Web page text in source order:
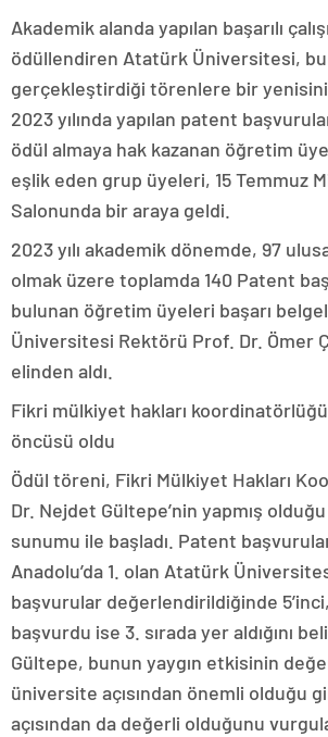
Akademik alanda yapılan başarılı
ödüllendiren Atatürk Üniversitesi,
gerçekleştirdiği törenlere bir yenisini
2023 yılında yapılan patent
ödül almaya hak kazanan öğretim
eşlik eden grup üyeleri, 15 Temmuz
Salonunda bir araya geldi.
2023 yılı akademik dönemde, 97
olmak üzere toplamda 140 Patent
bulunan öğretim üyeleri başarı
Üniversitesi Rektörü Prof. Dr. Ömer
elinden aldı.
Fikri mülkiyet hakları
öncüsü oldu
Ödül töreni, Fikri Mülkiyet Hakları
Dr. Nejdet Gültepe’nin yapmış
sunumu ile başladı. Patent
Anadolu’da 1. olan Atatürk
başvurular değerlendirildiğinde
başvurdu ise 3. sırada yer aldığını
Gültepe, bunun yaygın etkisinin
üniversite açısından önemli olduğu
açısından da değerli olduğunu